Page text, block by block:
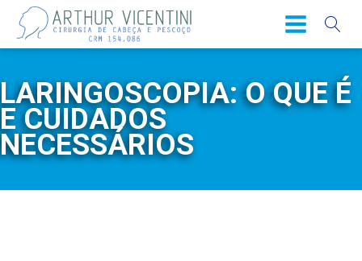
LARINGOSCOPIA: O QUE É
E CUIDADOS
NECESSÁRIOS